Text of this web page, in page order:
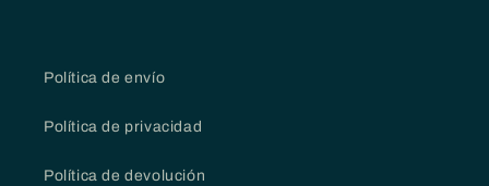
Política de envío
Política de privacidad
Política de devolución